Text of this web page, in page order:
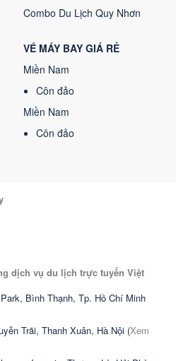
Combo Du Lịch Quy Nhơn
VÉ MÁY BAY GIÁ RẺ
Miền Nam
Côn đảo
Miền Nam
Côn đảo
dịch vụ du lịch trực tuyến Việt
Bình Thạnh, Tp. Hồ Chí Minh
Trãi, Thanh Xuân, Hà Nội (Xem